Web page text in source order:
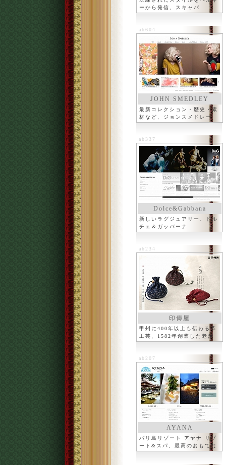
ーから発信、スキャパ
ab604
JOHN SMEDLEY
最新コレクション・歴史・素
材など、ジョンスメドレー
ab337
Dolce&Gabbana
新しいラグジュアリー、ドル
チェ＆ガッバーナ
ab234
印傳屋
甲州に400年以上も伝わる革
工芸、1582年創業した老舗
ab207
AYANA
バリ島リゾート アヤナ リゾ
ート&スパ、最高のおもてな
し